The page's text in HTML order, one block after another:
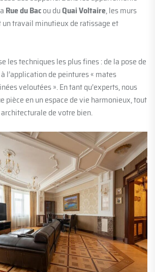
Rue du Bacou duQuai Voltaire, les murs
travail minutieux de ratissage et
les techniques les plus fines : de la pose de
l’application de peintures « mates
veloutées ». En tant qu’experts, nous
pièce en un espace de vie harmonieux, tout
de votre bien.